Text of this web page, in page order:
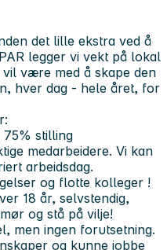
det lille ekstra ved å
legger vi vekt på lokal
være med å skape den
hver dag - hele året, for
75% stilling
medarbeidere. Vi kan
arbeidsdag.
og flotte kolleger !
18 år, selvstendig,
og stå på vilje!
men ingen forutsetning.
og kunne jobbe